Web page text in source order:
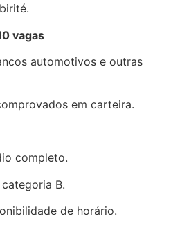
vagas
automotivos e outras
em carteira.
completo.
B.
de horário.